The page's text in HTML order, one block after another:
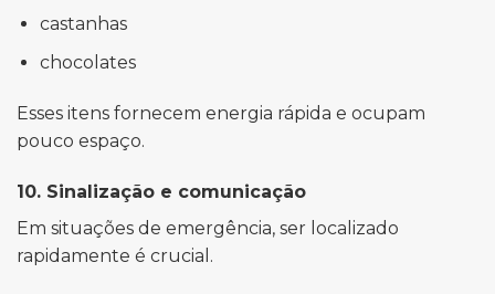
castanhas
chocolates
Esses itens fornecem energia rápida e ocupam
pouco espaço.
10. Sinalização e comunicação
Em situações de emergência, ser localizado
rapidamente é crucial.